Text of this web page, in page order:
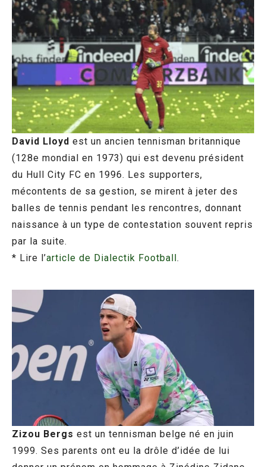
David Lloyd est un ancien tennisman britannique
(128e mondial en 1973) qui est devenu président
du Hull City FC en 1996. Les supporters,
mécontents de sa gestion, se mirent à jeter des
balles de tennis pendant les rencontres, donnant
naissance à un type de contestation souvent repris
par la suite.
* Lire l’article de Dialectik Football.
Zizou Bergs est un tennisman belge né en juin
1999. Ses parents ont eu la drôle d’idée de lui